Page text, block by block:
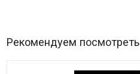
Рекомендуем посмотреть